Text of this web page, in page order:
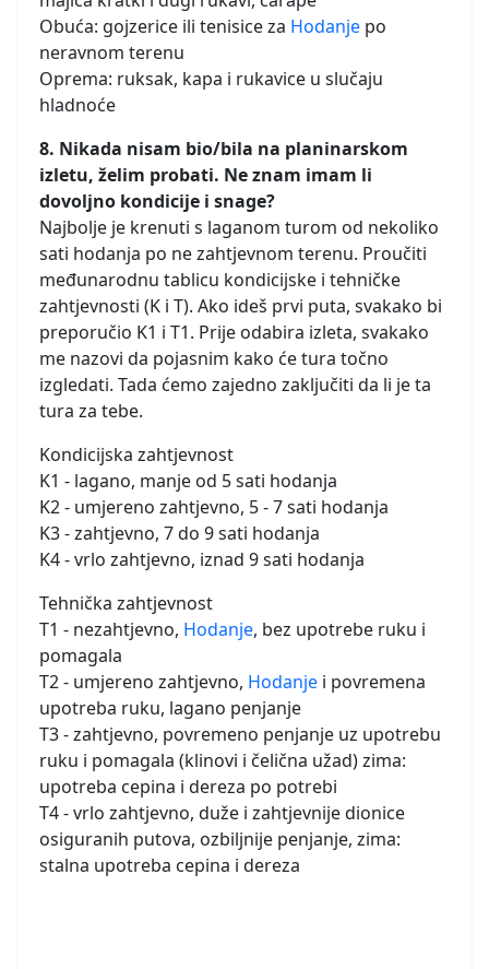
Obuća: gojzerice ili tenisice za Hodanje po
neravnom terenu
Oprema: ruksak, kapa i rukavice u slučaju
hladnoće
8. Nikada nisam bio/bila na planinarskom
izletu, želim probati. Ne znam imam li
dovoljno kondicije i snage?
Najbolje je krenuti s laganom turom od nekoliko
sati hodanja po ne zahtjevnom terenu. Proučiti
međunarodnu tablicu kondicijske i tehničke
zahtjevnosti (K i T). Ako ideš prvi puta, svakako bi
preporučio K1 i T1. Prije odabira izleta, svakako
me nazovi da pojasnim kako će tura točno
izgledati. Tada ćemo zajedno zaključiti da li je ta
tura za tebe.
Kondicijska zahtjevnost
K1 - lagano, manje od 5 sati hodanja
K2 - umjereno zahtjevno, 5 - 7 sati hodanja
K3 - zahtjevno, 7 do 9 sati hodanja
K4 - vrlo zahtjevno, iznad 9 sati hodanja
Tehnička zahtjevnost
T1 - nezahtjevno, Hodanje, bez upotrebe ruku i
pomagala
T2 - umjereno zahtjevno, Hodanje i povremena
upotreba ruku, lagano penjanje
T3 - zahtjevno, povremeno penjanje uz upotrebu
ruku i pomagala (klinovi i čelična užad) zima:
upotreba cepina i dereza po potrebi
T4 - vrlo zahtjevno, duže i zahtjevnije dionice
osiguranih putova, ozbiljnije penjanje, zima:
stalna upotreba cepina i dereza